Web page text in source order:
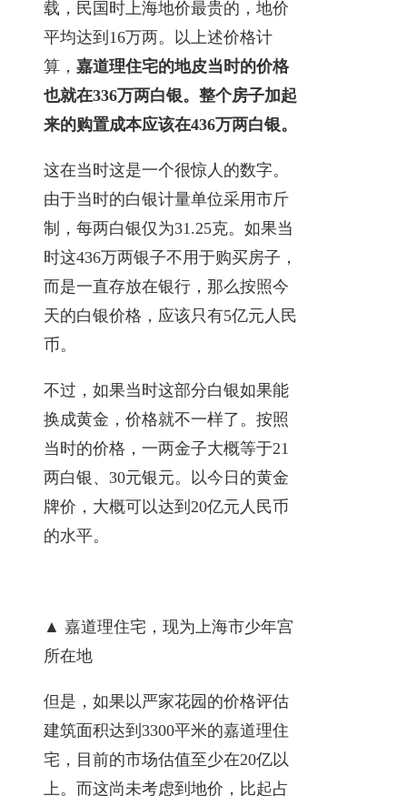
载，民国时上海地价最贵的，地价
平均达到16万两。以上述价格计
算， 嘉道理住宅的地皮当时的价格
也就在336万两白银。整个房子加起
来的购置成本应该在436万两白银。
这在当时这是一个很惊人的数字。
由于当时的白银计量单位采用市斤
制，每两白银仅为31.25克。如果当
时这436万两银子不用于购买房子，
而是一直存放在银行，那么按照今
天的白银价格，应该只有5亿元人民
币。
不过，如果当时这部分白银如果能
换成黄金，价格就不一样了。按照
当时的价格，一两金子大概等于21
两白银、30元银元。以今日的黄金
牌价，大概可以达到20亿元人民币
的水平。
▲ 嘉道理住宅，现为上海市少年宫
所在地
但是，如果以严家花园的价格评估
建筑面积达到3300平米的嘉道理住
宅，目前的市场估值至少在20亿以
上。而这尚未考虑到地价，比起占